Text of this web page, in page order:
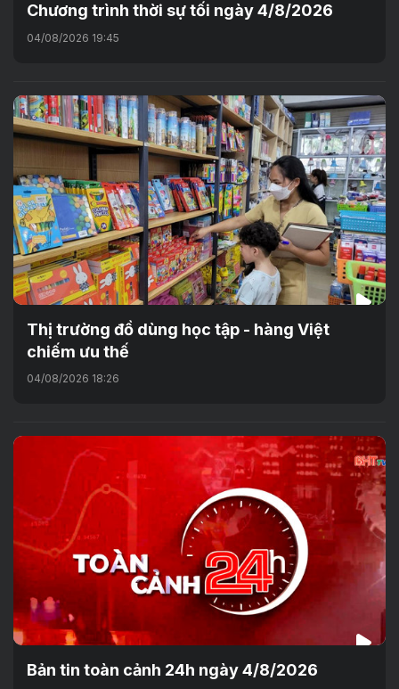
Chương trình thời sự tối ngày 4/8/2026
04/08/2026 19:45
Thị trường đồ dùng học tập - hàng Việt
chiếm ưu thế
04/08/2026 18:26
Bản tin toàn cảnh 24h ngày 4/8/2026